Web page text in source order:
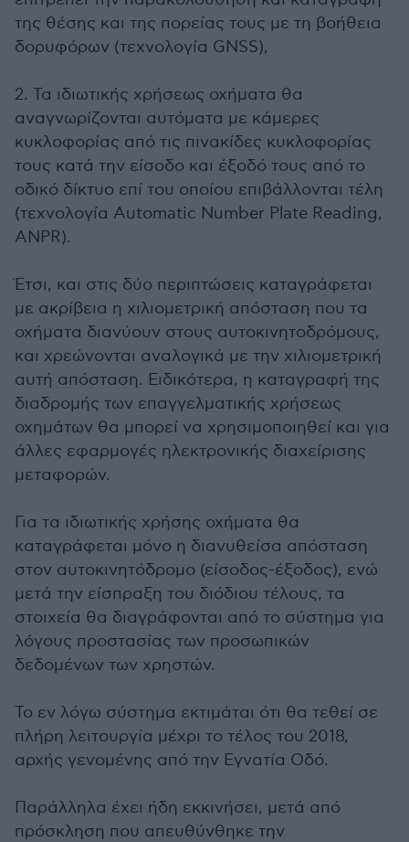
της θέσης και της πορείας τους με τη βοήθεια
δορυφόρων (τεχνολογία GNSS),
2. Τα ιδιωτικής χρήσεως οχήματα θα
αναγνωρίζονται αυτόματα με κάμερες
κυκλοφορίας από τις πινακίδες κυκλοφορίας
τους κατά την είσοδο και έξοδό τους από το
οδικό δίκτυο επί του οποίου επιβάλλονται τέλη
(τεχνολογία Automatic Number Plate Reading,
ANPR).
Έτσι, και στις δύο περιπτώσεις καταγράφεται
με ακρίβεια η χιλιομετρική απόσταση που τα
οχήματα διανύουν στους αυτοκινητοδρόμους,
και χρεώνονται αναλογικά με την χιλιομετρική
αυτή απόσταση. Ειδικότερα, η καταγραφή της
διαδρομής των επαγγελματικής χρήσεως
οχημάτων θα μπορεί να χρησιμοποιηθεί και για
άλλες εφαρμογές ηλεκτρονικής διαχείρισης
μεταφορών.
Για τα ιδιωτικής χρήσης οχήματα θα
καταγράφεται μόνο η διανυθείσα απόσταση
στον αυτοκινητόδρομο (είσοδος-έξοδος), ενώ
μετά την είσπραξη του διόδιου τέλους, τα
στοιχεία θα διαγράφονται από το σύστημα για
λόγους προστασίας των προσωπικών
δεδομένων των χρηστών.
Το εν λόγω σύστημα εκτιμάται ότι θα τεθεί σε
πλήρη λειτουργία μέχρι το τέλος του 2018,
αρχής γενομένης από την Εγνατία Οδό.
Παράλληλα έχει ήδη εκκινήσει, μετά από
πρόσκληση που απευθύνθηκε την